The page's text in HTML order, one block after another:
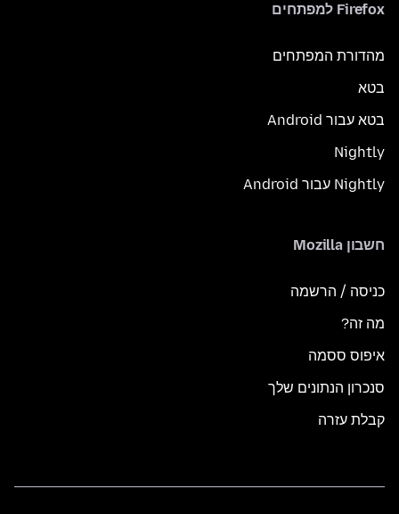
Firefox למפתחים
מהדורת המפתחים
בטא
בטא עבור Android
Nightly
Nightly עבור Android
חשבון Mozilla
כניסה / הרשמה
מה זה?
איפוס ססמה
סנכרון הנתונים שלך
קבלת עזרה